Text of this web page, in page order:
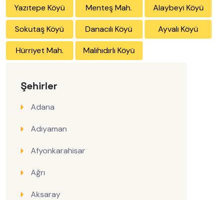
Şehirler
Adana
Adıyaman
Afyonkarahisar
Ağrı
Aksaray
Yazıtepe Köyü Menteş Mah. Alaybeyi Köyü
Sokutaş Köyü Danacılı Köyü Ayvalı Köyü
Hürriyet Mah. Malıhıdırlı Köyü